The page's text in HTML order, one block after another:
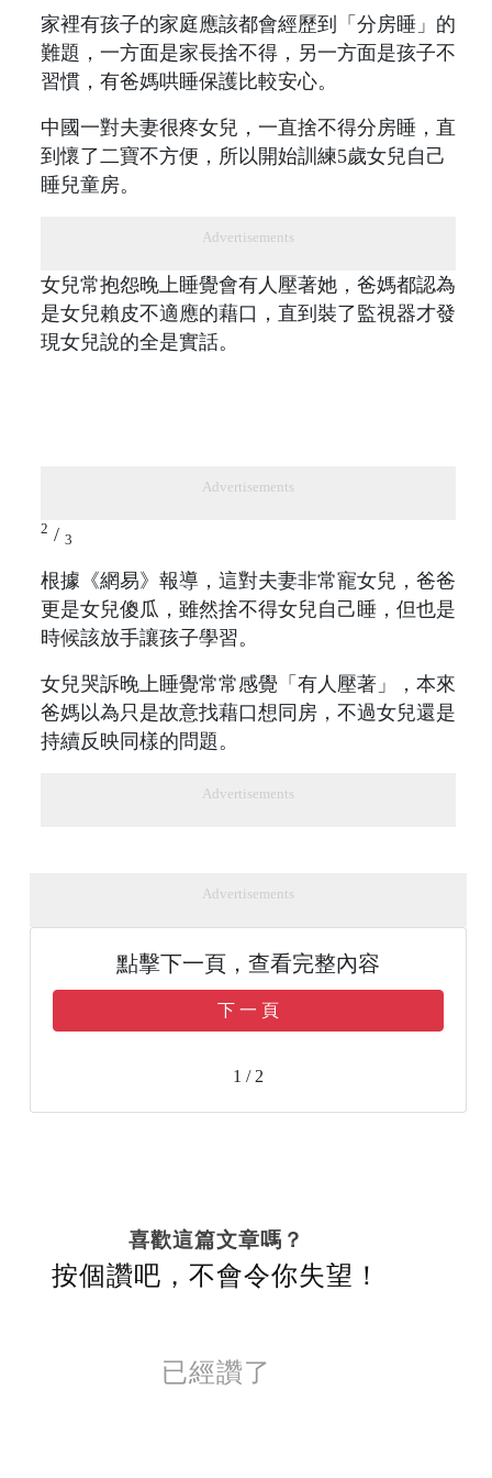
家裡有孩子的家庭應該都會經歷到「分房睡」的
難題，一方面是家長捨不得，另一方面是孩子不
習慣，有爸媽哄睡保護比較安心。
中國一對夫妻很疼女兒，一直捨不得分房睡，直
到懷了二寶不方便，所以開始訓練5歲女兒自己
睡兒童房。
Advertisements
女兒常抱怨晚上睡覺會有人壓著她，爸媽都認為
是女兒賴皮不適應的藉口，直到裝了監視器才發
現女兒說的全是實話。
Advertisements
2 / 3
根據《網易》報導，這對夫妻非常寵女兒，爸爸
更是女兒傻瓜，雖然捨不得女兒自己睡，但也是
時候該放手讓孩子學習。
女兒哭訴晚上睡覺常常感覺「有人壓著」，本來
爸媽以為只是故意找藉口想同房，不過女兒還是
持續反映同樣的問題。
Advertisements
Advertisements
點擊下一頁，查看完整內容
下 一 頁
1 / 2
喜歡這篇文章嗎？
按個讚吧，不會令你失望！
已經讚了